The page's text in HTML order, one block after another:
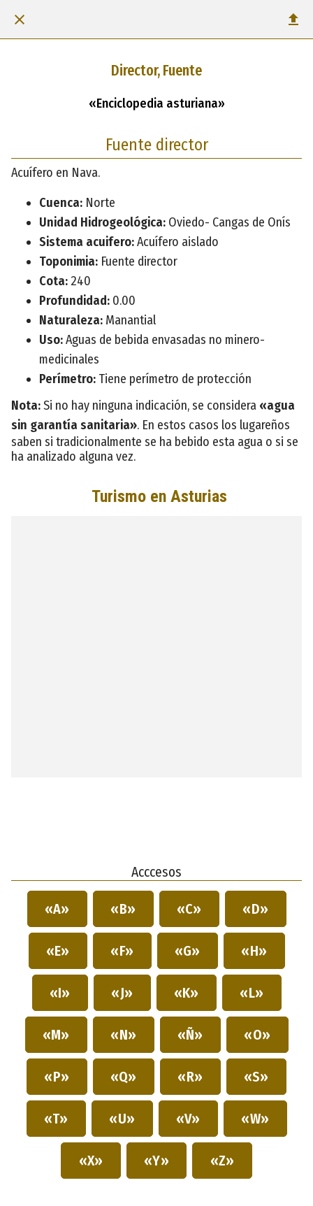
Director, Fuente
«Enciclopedia asturiana»
Fuente director
Acuífero en Nava.
Cuenca: Norte
Unidad Hidrogeológica: Oviedo- Cangas de Onís
Sistema acuifero:Acuífero aislado
Toponimia: Fuente director
Cota: 240
Profundidad: 0.00
Naturaleza: Manantial
Uso:Aguas de bebida envasadas no minero-
medicinales
Perímetro: Tiene perímetro de protección
Nota:Si no hay ninguna indicación, se considera «agua
sin garantía sanitaria». En estos casos los lugareños
saben si tradicionalmente se ha bebido esta agua o si se
ha analizado alguna vez.
Acccesos
«A» «B» «C» «D»
«E» «F» «G» «H»
«I» «J» «K» «L»
«M» «N» «Ñ» «O»
«P» «Q» «R» «S»
«T» «U» «V» «W»
«X» «Y» «Z»